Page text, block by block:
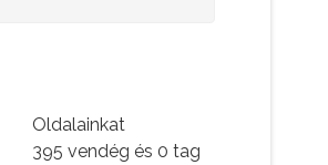
Oldalainkat
395 vendég és 0 tag